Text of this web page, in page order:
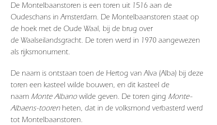
De Montelbaanstoren is een toren uit 1516 aan de
Oudeschans in Amsterdam. De Montelbaanstoren staat op
de hoek met de Oude Waal, bij de brug over
de Waalseilandsgracht. De toren werd in 1970 aangewezen
als rijksmonument.
De naam is ontstaan toen de Hertog van Alva (Alba) bij deze
toren een kasteel wilde bouwen, en dit kasteel de
naam Monte Albano wilde geven. De toren ging Monte-
Albaens-tooren heten, dat in de volksmond verbasterd werd
tot Montelbaanstoren.